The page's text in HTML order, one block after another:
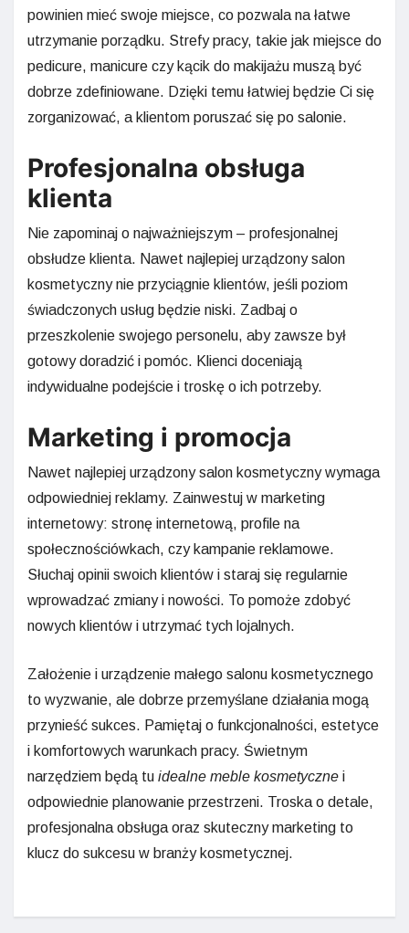
powinien mieć swoje miejsce, co pozwala na łatwe
utrzymanie porządku. Strefy pracy, takie jak miejsce do
pedicure, manicure czy kącik do makijażu muszą być
dobrze zdefiniowane. Dzięki temu łatwiej będzie Ci się
zorganizować, a klientom poruszać się po salonie.
Profesjonalna obsługa
klienta
Nie zapominaj o najważniejszym – profesjonalnej
obsłudze klienta. Nawet najlepiej urządzony salon
kosmetyczny nie przyciągnie klientów, jeśli poziom
świadczonych usług będzie niski. Zadbaj o
przeszkolenie swojego personelu, aby zawsze był
gotowy doradzić i pomóc. Klienci doceniają
indywidualne podejście i troskę o ich potrzeby.
Marketing i promocja
Nawet najlepiej urządzony salon kosmetyczny wymaga
odpowiedniej reklamy. Zainwestuj w marketing
internetowy: stronę internetową, profile na
społecznościówkach, czy kampanie reklamowe.
Słuchaj opinii swoich klientów i staraj się regularnie
wprowadzać zmiany i nowości. To pomoże zdobyć
nowych klientów i utrzymać tych lojalnych.
Założenie i urządzenie małego salonu kosmetycznego
to wyzwanie, ale dobrze przemyślane działania mogą
przynieść sukces. Pamiętaj o funkcjonalności, estetyce
i komfortowych warunkach pracy. Świetnym
narzędziem będą tu idealne meble kosmetyczne i
odpowiednie planowanie przestrzeni. Troska o detale,
profesjonalna obsługa oraz skuteczny marketing to
klucz do sukcesu w branży kosmetycznej.